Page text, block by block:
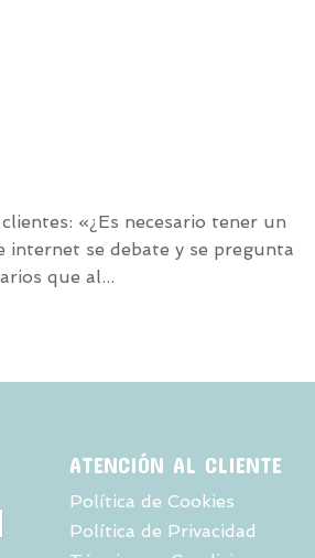
«¿Es necesario tener un
internet se debate y se pregunta
que al...
ATENCIÓN AL CLIENTE
Política de Cookies
Política de Privacidad